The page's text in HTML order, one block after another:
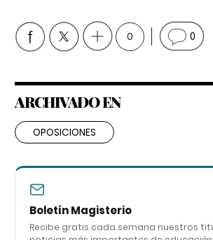
0 0
ARCHIVADO EN
OPOSICIONES
Boletín Magisterio
Recibe gratis cada semana nuestros